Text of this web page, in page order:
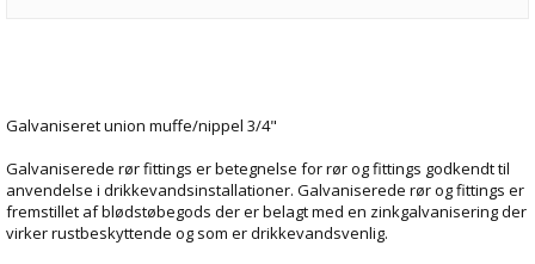
Galvaniseret union muffe/nippel 3/4"
Galvaniserede rør fittings er betegnelse for rør og fittings godkendt til
anvendelse i drikkevandsinstallationer. Galvaniserede rør og fittings er
fremstillet af blødstøbegods der er belagt med en zinkgalvanisering der
virker rustbeskyttende og som er drikkevandsvenlig.